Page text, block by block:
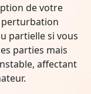
de votre
perturbation
partielle si vous
parties mais
affectant